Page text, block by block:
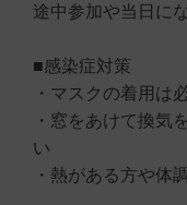
途中参加や当日に
■感染症対策
・マスクの着用は
・窓をあけて換気
い
・熱がある方や体